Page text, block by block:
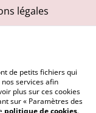
légales
de cookies
de petits fichiers qui
services afin
plus sur ces cookies
sur « Paramètres des
politique de cookies.